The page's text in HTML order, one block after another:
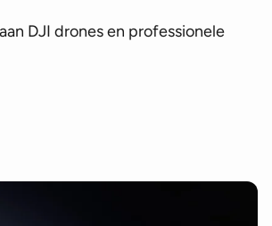
DJI drones en professionele